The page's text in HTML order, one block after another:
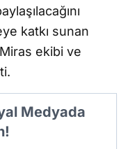
katkı sunan
ekibi ve
Medyada